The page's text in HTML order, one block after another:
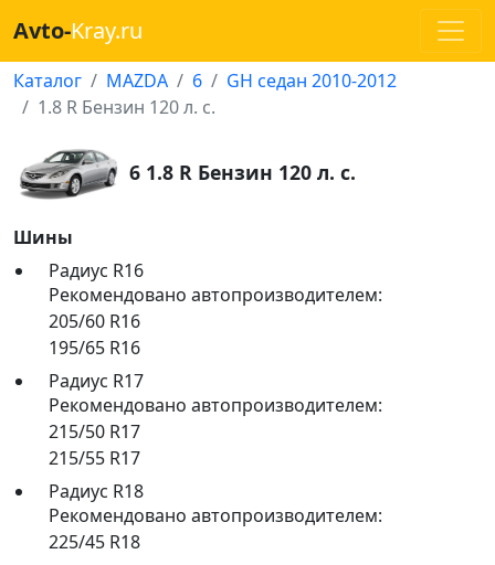
Avto-Kray.ru
Каталог MAZDA 6
GH седан 2010-2012
1.8 R Бензин 120 л. с.
6 1.8 R Бензин 120 л. с.
Шины
Радиус R16
Рекомендовано автопроизводителем:
205/60 R16
195/65 R16
Радиус R17
Рекомендовано автопроизводителем:
215/50 R17
215/55 R17
Радиус R18
Рекомендовано автопроизводителем:
225/45 R18